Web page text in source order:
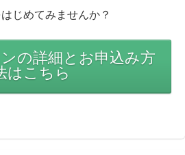
じめてみませんか？
の詳細とお申込み方
はこちら